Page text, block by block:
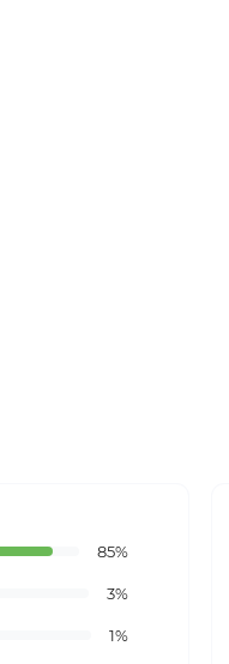
85%
3%
1%